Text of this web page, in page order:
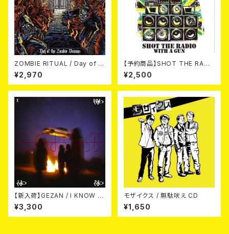
ZOMBIE RITUAL / Day of th
e Zombie Demons
¥2,970
【予約商品】SHOT THE RADI
O WITH A GUN / SOUND RI
OT (CD)【8月８日発売】
¥2,500
【新入荷】GEZAN / I KNOW H
OW NOW (CD)
¥3,300
モザイクス / 無駄吠え CD
¥1,650